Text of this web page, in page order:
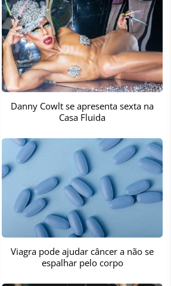
Danny Cowlt se apresenta sexta na
Casa Fluida
Viagra pode ajudar câncer a não se
espalhar pelo corpo